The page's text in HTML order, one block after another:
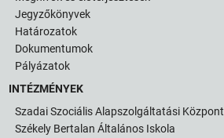
Jegyzőkönyvek
Határozatok
Dokumentumok
Pályázatok
INTÉZMÉNYEK
Szadai Szociális Alapszolgáltatási Központ
Székely Bertalan Általános Iskola